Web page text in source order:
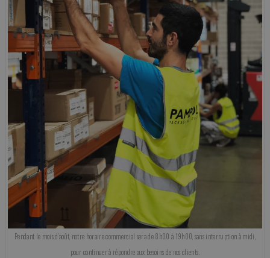
Pendant le mois d’août, notre horaire commercial sera de 8h00 à 19h00, sans interruption à midi,
pour continuer à répondre aux besoins de nos clients.